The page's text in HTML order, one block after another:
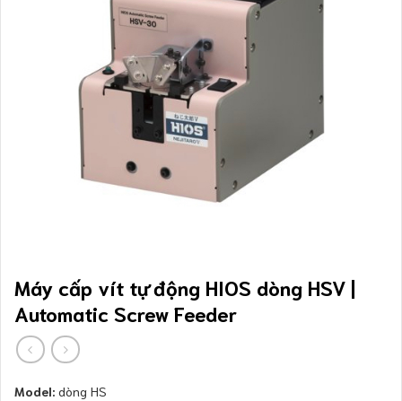
Máy cấp vít tự động HIOS dòng HSV |
Automatic Screw Feeder
Model: dòng HS